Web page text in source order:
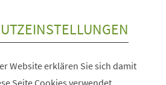
Website erklären Sie sich damit
Seite Cookies verwendet.